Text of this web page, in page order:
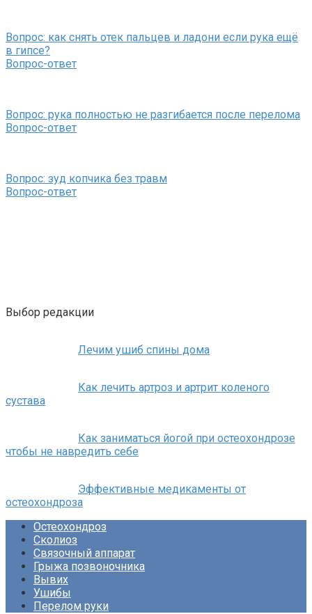
Вопрос: как снять отек пальцев и ладони если рука ещё
в гипсе?
Вопрос-ответ
Вопрос: рука полностью не разгибается после перелома
Вопрос-ответ
Вопрос: зуд копчика без травм
Вопрос-ответ
Выбор редакции
Лечим ушиб спины дома
Как лечить артроз и артрит коленого
сустава
Как заниматься йогой при остеохондрозе
чтобы не навредить себе
Эффективные медикаменты от
остеохондроза
Остеохондроз
Сколиоз
Связочный аппарат
Грыжа позвоночника
Вывих
Ушибы
Перелом руки